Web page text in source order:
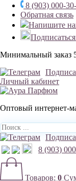
8 (903) 000-
Обратная связь
Напишите
Минимальный заказ
Личный кабинет
Оптовый интернет-
8 (903)
Товаров: 0